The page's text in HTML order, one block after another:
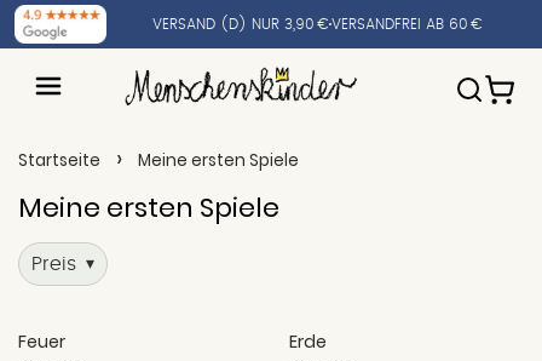
VERSAND (D) NUR 3,90 € VERSANDFREI AB 60 €
Startseite › Meine ersten Spiele
Meine ersten Spiele
Preis ▾
Feuer Erde